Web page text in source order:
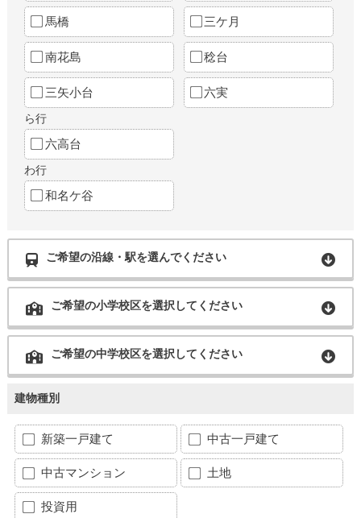
馬橋 三ケ月
南花島 稔台
三矢小台 六実
ら行
六高台
わ行
和名ケ谷
ご希望の沿線・駅を選んでください
ご希望の小学校区を選択してください
ご希望の中学校区を選択してください
建物種別
新築一戸建て 中古一戸建て
中古マンション 土地
投資用